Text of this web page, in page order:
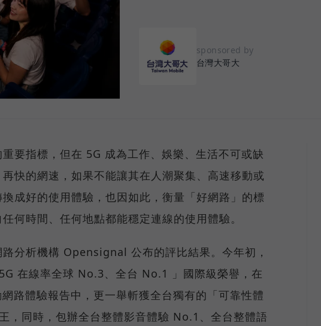
sponsored by
台灣大哥大
要指標，但在 5G 成為工作、娛樂、生活不可或缺
快的網速，如果不能讓其在人潮聚集、高速移動或
成好的使用體驗，也因如此，衡量「好網路」的標
何時間、任何地點都能穩定連線的使用體驗。
分析機構 Opensignal 公布的評比結果。今年初，
在線率全球 No.3、全台 No.1 」國際級榮譽，在
路體驗報告中，更一舉斬獲全台獨有的「可靠性體
，同時，包辦全台整體影音體驗 No.1、全台整體語